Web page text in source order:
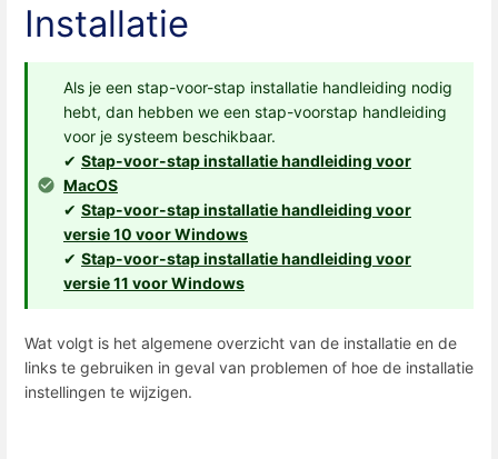
Installatie
Als je een stap-voor-stap installatie handleiding nodig
hebt, dan hebben we een stap-voorstap handleiding
voor je systeem beschikbaar.
✔ Stap-voor-stap installatie handleiding voor
MacOS
✔ Stap-voor-stap installatie handleiding voor
versie 10 voor Windows
✔ Stap-voor-stap installatie handleiding voor
versie 11 voor Windows
Wat volgt is het algemene overzicht van de installatie en de
links te gebruiken in geval van problemen of hoe de installatie
instellingen te wijzigen.